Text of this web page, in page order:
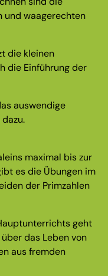
und waagerechten
die kleinen
die Einführung der
auswendige
maximal bis zur
es die Übungen im
der Primzahlen
geht
über das Leben von
aus fremden